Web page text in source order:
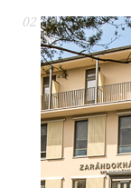
02